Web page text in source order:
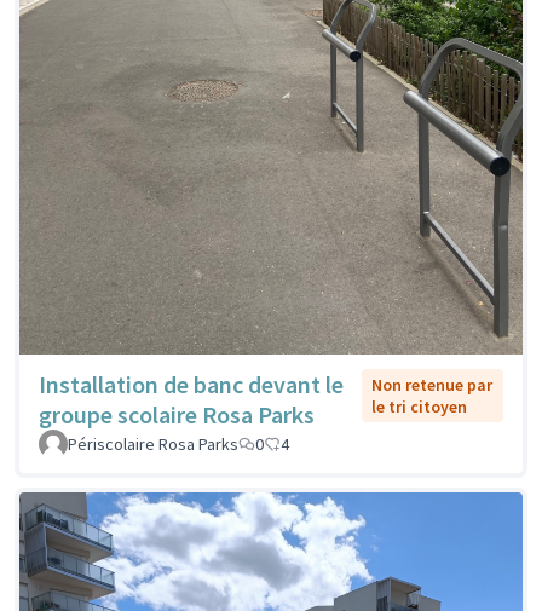
Installation de banc devant le
groupe scolaire Rosa Parks
Non retenue par
le tri citoyen
Périscolaire Rosa Parks
0 4